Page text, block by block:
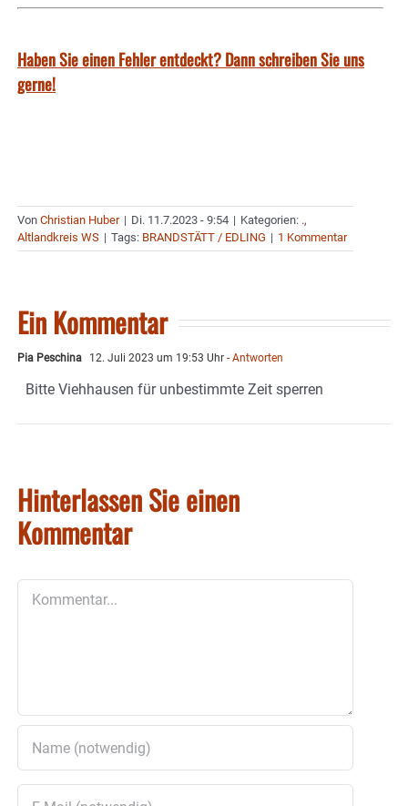
Haben Sie einen Fehler entdeckt? Dann schreiben Sie uns
gerne!
Von Christian Huber | Di. 11.7.2023 - 9:54 | Kategorien: .,
Altlandkreis WS | Tags: BRANDSTÄTT / EDLING | 1 Kommentar
Ein Kommentar
Pia Peschina 12. Juli 2023 um 19:53 Uhr - Antworten
Bitte Viehhausen für unbestimmte Zeit sperren
Hinterlassen Sie einen
Kommentar